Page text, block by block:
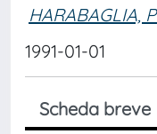
HARABAGLIA,
1991-01-01
Scheda breve